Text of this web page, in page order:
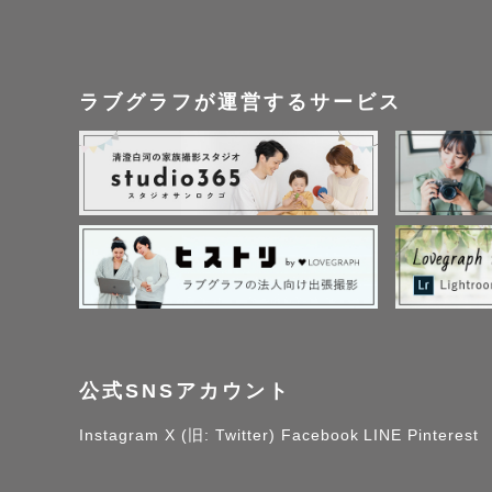
ラブグラフが運営するサービス
公式SNSアカウント
Instagram X (旧: Twitter) Facebook LINE Pinterest